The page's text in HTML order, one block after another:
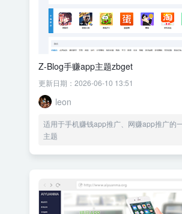
Z-Blog手赚app主题zbget
更新日期：2026-06-10 13:51
leon
适用于手机赚钱app推广、网赚app推广的
主题